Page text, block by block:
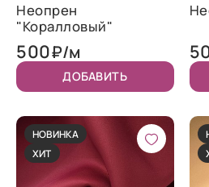
Неопрен
"Коралловый"
500₽/м
ДОБАВИТЬ
НОВИНКА
ХИТ